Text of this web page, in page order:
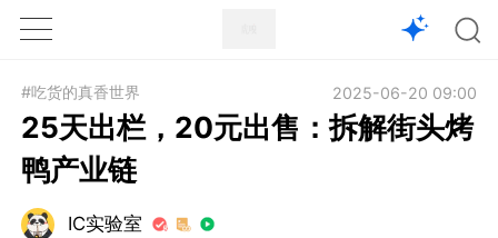
1X
#吃货的真香世界 2025-06-20 09:00
25天出栏，20元出售：拆解街头烤
鸭产业链
IC实验室